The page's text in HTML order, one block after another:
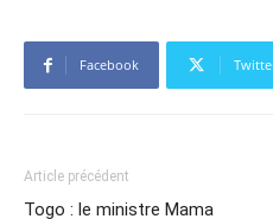
Facebook
Article précédent
Togo : le ministre Mama